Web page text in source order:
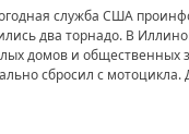
служба США
два торнадо. В
домов и общественных
сбросил с мотоцикла.